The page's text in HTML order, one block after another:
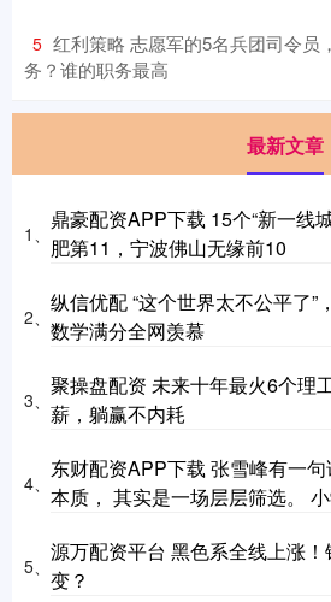
5 红利策略 志愿军的5名兵团司令员
务？谁的职务最高
最新文章
1、
鼎豪配资APP下载 15个“新一线
肥第11，宁波佛山无缘前10
2、
纵信优配 “这个世界太不公平了”
数学满分全网羡慕
3、
聚操盘配资 未来十年最火6个理
薪，躺赢不内耗
4、
东财配资APP下载 张雪峰有一
本质， 其实是一场层层筛选。
5、
源万配资平台 黑色系全线上涨
变？